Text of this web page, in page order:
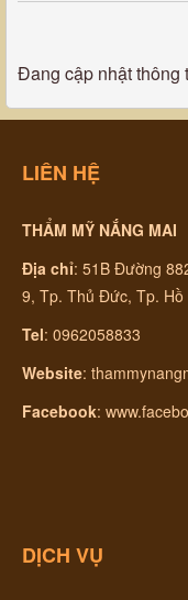
Đang cập nhật thông
LIÊN HỆ
THẨM MỸ NẮNG MAI
Địa chỉ: 51B Đường
9, Tp. Thủ Đức, Tp. Hồ
Tel: 0962058833
Website:
Facebook:
DỊCH VỤ